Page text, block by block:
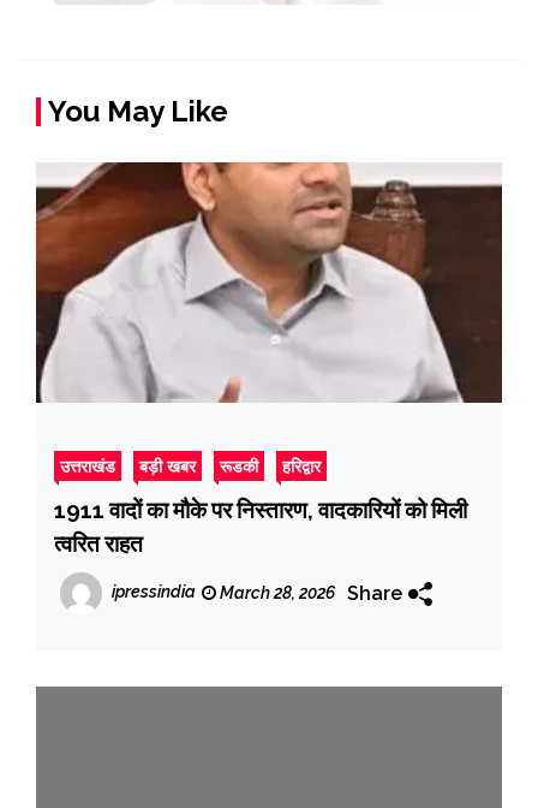
You May Like
उत्तराखंड बड़ी खबर रूडकी हरिद्वार
1911 वादों का मौके पर निस्तारण, वादकारियों को मिली
त्वरित राहत
ipressindia March 28, 2026 Share